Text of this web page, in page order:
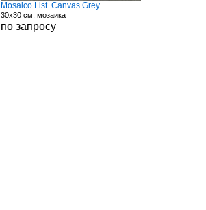
Mosaico List. Canvas Grey
30x30 см, мозаика
по запросу